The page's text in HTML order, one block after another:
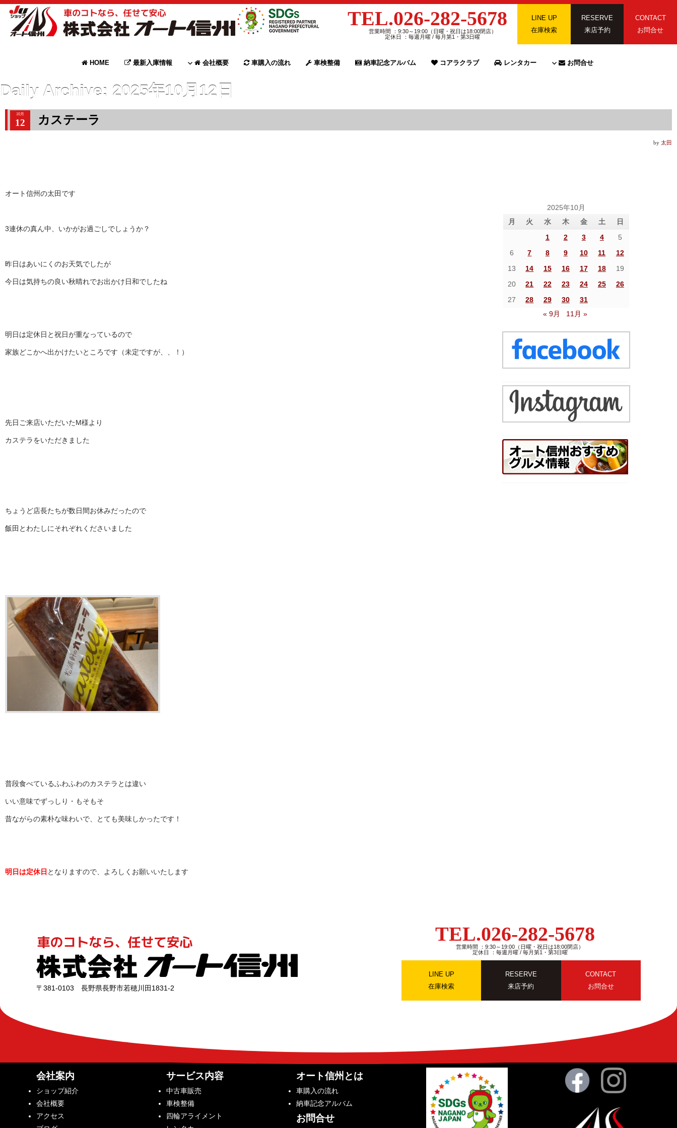
TEL.026-282-5678
営業時間 ：9:30～19:00（日曜・祝日は18:00閉店）
定休日 ：毎週月曜 / 毎月第1・第3日曜
LINE UP
在庫検索
RESERVE
来店予約
CONTACT
お問合せ
HOME 最新入庫情報 会社概要 車購入の流れ 車検整備 納車記念アルバム コアラクラブ レンタカー お問合せ
Daily Archive: 2025年10月12日
10月
12 カステーラ
by 太田
オート信州の太田です
3連休の真ん中、いかがお過ごしでしょうか？
昨日はあいにくのお天気でしたが
今日は気持ちの良い秋晴れでお出かけ日和でしたね
明日は定休日と祝日が重なっているので
家族どこかへ出かけたいところです（未定ですが、、！）
先日ご来店いただいたM様より
カステラをいただきました
ちょうど店長たちが数日間お休みだったので
飯田とわたしにそれぞれくださいました
普段食べているふわふわのカステラとは違い
いい意味でずっしり・もそもそ
昔ながらの素朴な味わいで、とても美味しかったです！
明日は定休日 となりますので、よろしくお願いいたします
2025年10月
月
火 水 木 金 土
日
1
2 3 4
5
6
7 8 9 10 11
12
13
14 15 16 17 18
19
20
21 22 23 24 25
26
27
28 29 30
31
« 9月
11月 »
〒381-0103 長野県長野市若穂川田1831-2
TEL.026-282-5678
営業時間 ：9:30～19:00（日曜・祝日は18:00閉店）
定休日 ：毎週月曜 / 毎月第1・第3日曜
LINE UP
在庫検索
RESERVE
来店予約
CONTACT
お問合せ
会社案内
ショップ紹介
会社概要
アクセス
サービス内容
中古車販売
車検整備
四輪アライメント
オート信州とは
車購入の流れ
納車記念アルバム
お問合せ